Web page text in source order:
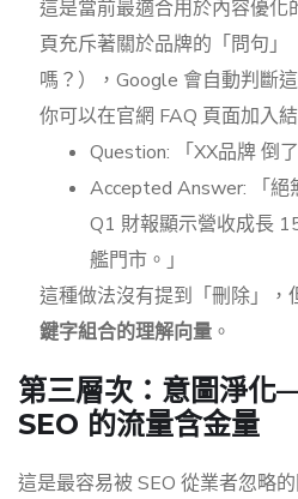
這是當前最適合用於內容優化
頁充斥著關於品牌的「問句」
嗎？），Google 會自動判斷
你可以在官網 FAQ 頁面加入
Question: 「XX品牌 倒了
Accepted Answer: 「
Q1 財報顯示營收成長
艦門市。」
這種做法沒有提到「刪除」，
鍵字組合的理解向量 。
第三層次：意圖淨
SEO 的流量含金量
這是最容易被 SEO 從業者忽略